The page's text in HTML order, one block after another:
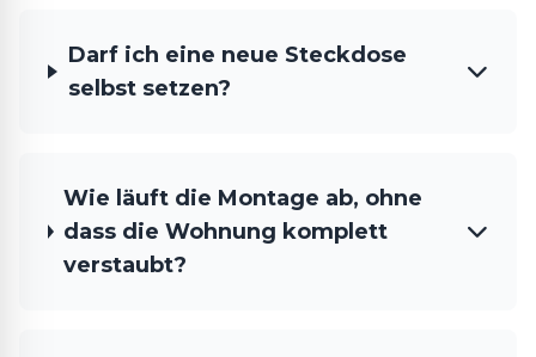
Darf ich eine neue Steckdose
selbst setzen?
Wie läuft die Montage ab, ohne
dass die Wohnung komplett
verstaubt?